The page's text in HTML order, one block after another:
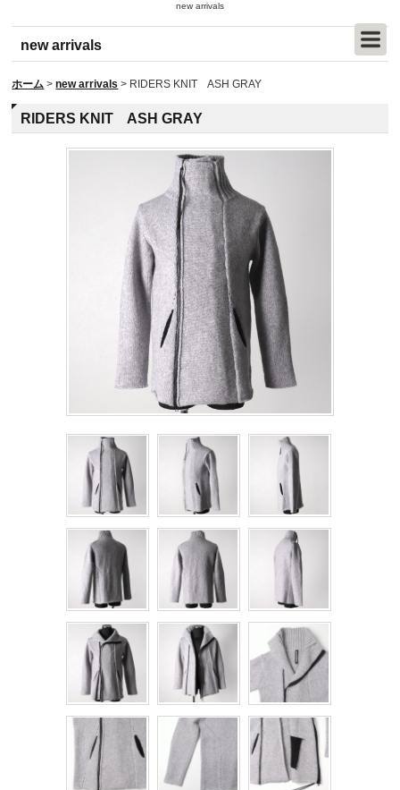
new arrivals
new arrivals
ホーム > new arrivals > RIDERS KNIT ASH GRAY
RIDERS KNIT ASH GRAY